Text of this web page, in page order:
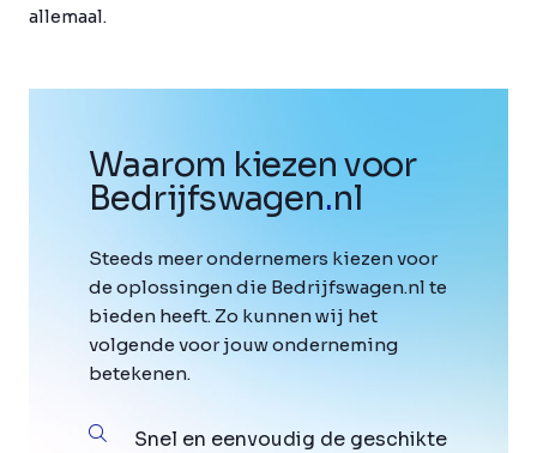
allemaal.
Waarom kiezen voor
Bedrijfswagen.nl
Steeds meer ondernemers kiezen voor
de oplossingen die Bedrijfswagen.nl te
bieden heeft. Zo kunnen wij het
volgende voor jouw onderneming
betekenen.
Snel en eenvoudig de geschikte